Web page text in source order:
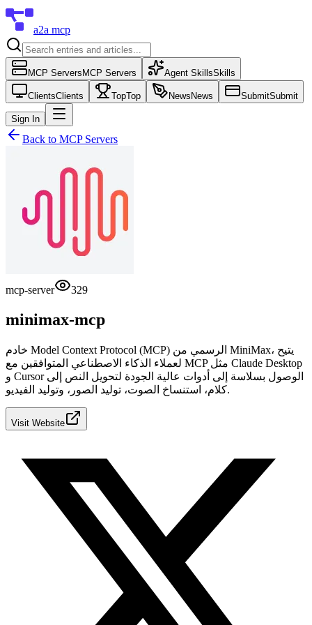
a2a mcp
MCP Servers MCP Servers Agent SkillsSkills
ClientsClients TopTop News News SubmitSubmit
Sign In
Back to MCP Servers
mcp-server 329
minimax-mcp
خادم Model Context Protocol (MCP) الرسمي من MiniMax، يتيح
لعملاء الذكاء الاصطناعي المتوافقين مع MCP مثل Claude Desktop
و Cursor الوصول بسلاسة إلى أدوات عالية الجودة لتحويل النص إلى
كلام، استنساخ الصوت، توليد الصور، وتوليد الفيديو.
Visit Website